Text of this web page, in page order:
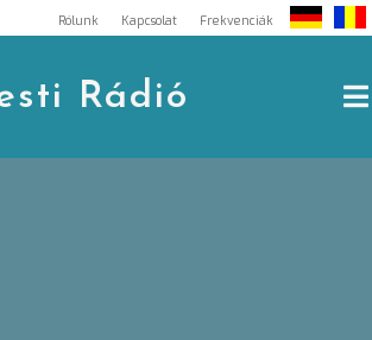
Rólunk Kapcsolat Frekvenciák
Rádió